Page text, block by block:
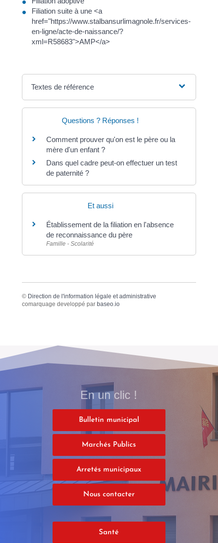
Filiation suite à une <a
href="https://www.stalbansurlimagnole.fr/services-
en-ligne/acte-de-naissance/?
xml=R58683">AMP</a>
Textes de référence
Questions ? Réponses !
Comment prouver qu'on est le père ou la
mère d'un enfant ?
Dans quel cadre peut-on effectuer un test
de paternité ?
Et aussi
Établissement de la filiation en l'absence
de reconnaissance du père
Famille - Scolarité
© Direction de l'information légale et administrative
comarquage developpé par baseo.io
En un clic !
Bulletin municipal
Marchés Publics
Arretés municipaux
Nous contacter
Santé